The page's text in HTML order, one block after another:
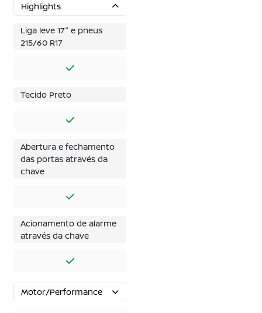
Highlights
Liga leve 17" e pneus
215/60 R17
Tecido Preto
Abertura e fechamento
das portas através da
chave
Acionamento de alarme
através da chave
Motor/Performance